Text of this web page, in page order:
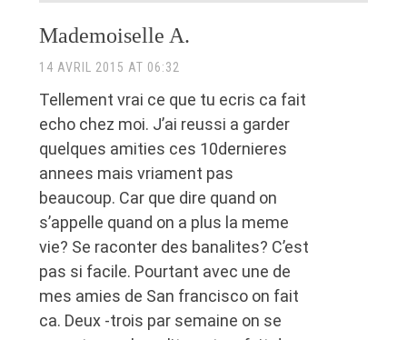
Mademoiselle A.
14 AVRIL 2015 AT 06:32
Tellement vrai ce que tu ecris ca fait
echo chez moi. J’ai reussi a garder
quelques amities ces 10dernieres
annees mais vriament pas
beaucoup. Car que dire quand on
s’appelle quand on a plus la meme
vie? Se raconter des banalites? C’est
pas si facile. Pourtant avec une de
mes amies de San francisco on fait
ca. Deux -trois par semaine on se